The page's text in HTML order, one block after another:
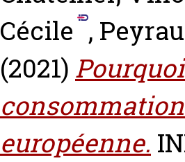
Cécile ,
(2021)
européenne.